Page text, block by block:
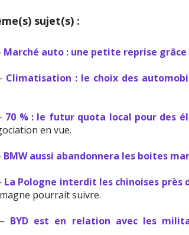
sujet(s) :
Marché auto : une petite reprise
Climatisation : le choix des
70 % : le futur quota local pour des
en vue.
BMW aussi abandonnera les boites
La Pologne interdit les chinoises près
pourrait suivre.
BYD est en relation avec les